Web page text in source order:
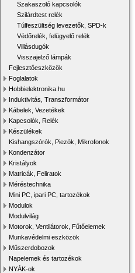
Szakaszoló kapcsolók
Szilárdtest relék
Túlfeszültség levezetők, SPD-k
Védőrelék, felügyelő relék
Villásdugók
Visszajelző lámpák
Fejlesztőeszközök
Foglalatok
Hobbielektronika.hu
Induktivitás, Transzformátor
Kábelek, Vezetékek
Kapcsolók, Relék
Készülékek
Kishangszórók, Piezók, Mikrofonok
Kondenzátor
Kristályok
Matricák, Feliratok
Méréstechnika
Mini PC, ipari PC, tartozékok
Modulok
Modulvilág
Motorok, Ventilátorok, Fűtőelemek
Munkavédelmi eszközök
Műszerdobozok
Napelemek és tartozékok
NYÁK-ok